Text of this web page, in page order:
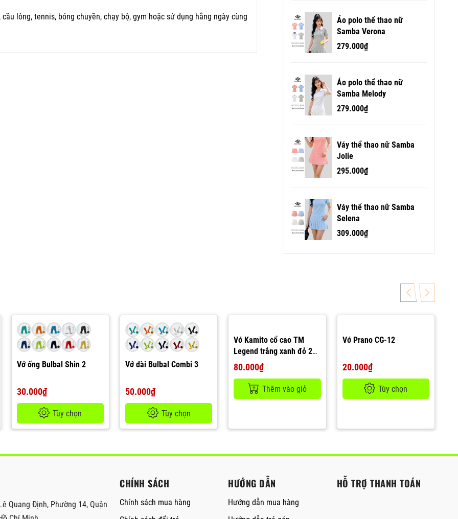
lông, tennis, bóng chuyền, chạy bộ, gym hoặc sử dụng hằng ngày cùng
Áo polo thể thao nữ
Samba Verona
279.000₫
Áo polo thể thao nữ
Samba Melody
279.000₫
Váy thể thao nữ Samba
Jolie
295.000₫
Váy thể thao nữ Samba
Selena
309.000₫
Vớ ống Bulbal Shin 2
30.000₫
Tùy chọn
Vớ dài Bulbal Combi 3
50.000₫
Tùy chọn
Vớ Kamito cổ cao TM
Legend trắng xanh đỏ 25-
28
80.000₫
Thêm vào giỏ
Vớ Prano CG-12
20.000₫
Tùy chọn
Quang Định, Phường 14, Quận
CHÍNH SÁCH
Chính sách mua hàng
HƯỚNG DẪN
Hướng dẫn mua hàng
HỖ TRỢ THANH TOÁN